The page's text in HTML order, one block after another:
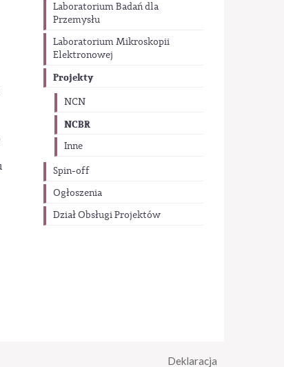
Laboratorium Badań dla
Przemysłu
Laboratorium Mikroskopii
Elektronowej
Projekty
NCN
NCBR
Inne
Spin-off
Ogłoszenia
Dział Obsługi Projektów
Deklaracja